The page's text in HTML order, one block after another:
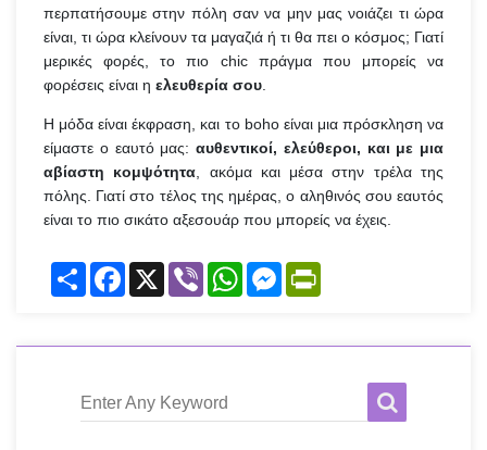
περπατήσουμε στην πόλη σαν να μην μας νοιάζει τι ώρα
είναι, τι ώρα κλείνουν τα μαγαζιά ή τι θα πει ο κόσμος; Γιατί
μερικές φορές, το πιο chic πράγμα που μπορείς να
φορέσεις είναι η ελευθερία σου
Η μόδα είναι έκφραση, και το boho είναι μια πρόσκληση να
είμαστε ο εαυτό μας: αυθεντικοί, ελεύθεροι, και με μια
αβίαστη κομψότητα , ακόμα και μέσα στην τρέλα της
πόλης. Γιατί στο τέλος της ημέρας, ο αληθινός σου εαυτός
είναι το πιο σικάτο αξεσουάρ που μπορείς να έχεις.
Share Facebook Viber WhatsAppMessenger
Enter Any Keyword